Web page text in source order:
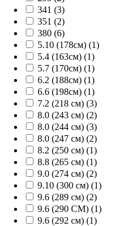
341 (3)
351 (2)
380 (6)
5.10 (178см) (1)
5.4 (163см) (1)
5.7 (170см) (1)
6.2 (188см) (1)
6.6 (198см) (1)
7.2 (218 см) (3)
8.0 (243 см) (2)
8.0 (244 см) (3)
8.0 (247 см) (2)
8.2 (250 см) (1)
8.8 (265 см) (1)
9.0 (274 см) (2)
9.10 (300 см) (1)
9.6 (289 см) (2)
9.6 (290 СМ) (1)
9.6 (292 см) (1)